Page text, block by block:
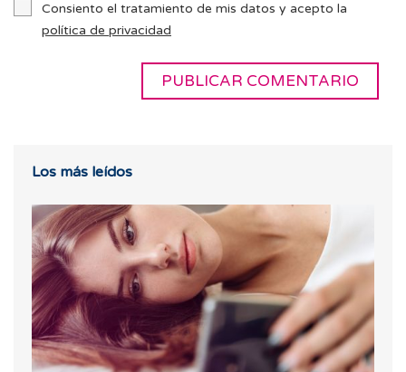
Consiento el tratamiento de mis datos y acepto la
política de privacidad
Los más leídos